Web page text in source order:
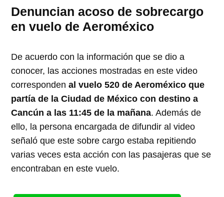
Denuncian acoso de sobrecargo
en vuelo de Aeroméxico
De acuerdo con la información que se dio a
conocer, las acciones mostradas en este video
correspondenal vuelo 520 de Aeroméxico que
partía de la Ciudad de México con destino a
Cancún a las 11:45 de la mañana. Además de
ello, la persona encargada de difundir al video
señaló que este sobre cargo estaba repitiendo
varias veces esta acción con las pasajeras que se
encontraban en este vuelo.